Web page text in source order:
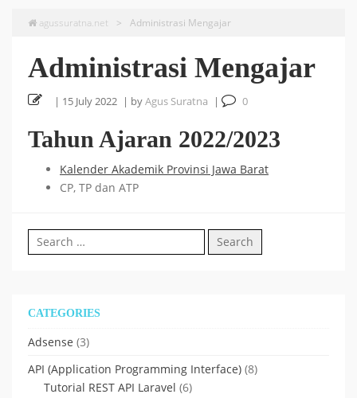
Siswa 26 October 2025
5 October 2025
September 2025
Tutorial Bahasa R : #4 Fungsi dan Kontrol Aliran di R
agussuratna.net > Administrasi Mengajar
Administrasi Mengajar
| 15 July 2022 | byAgus Suratna | 0
Tahun Ajaran 2022/2023
Kalender Akademik Provinsi Jawa Barat
CP, TP dan ATP
Search
for:
CATEGORIES
Adsense (3)
API (Application Programming Interface) (8)
Tutorial REST API Laravel (6)